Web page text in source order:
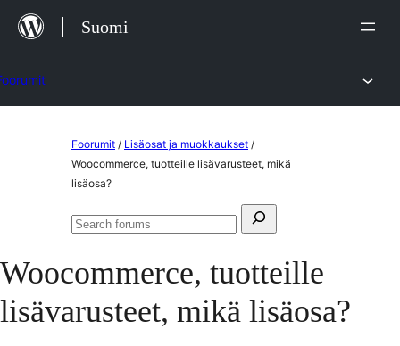
Siirry
sisältöön
Suomi
Foorumit / Lisäosat ja muokkaukset /
Woocommerce, tuotteille lisävarusteet, mikä
lisäosa?
Search
Search
Woocommerce, tuotteille
lisävarusteet, mikä lisäosa?